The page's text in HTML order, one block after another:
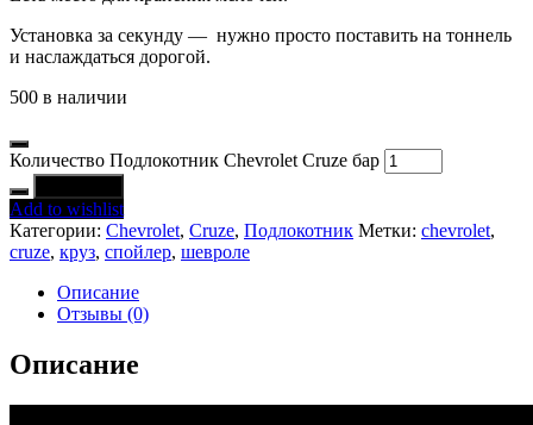
Установка за секунду — нужно просто поставить на тоннель
и наслаждаться дорогой.
500 в наличии
Количество Подлокотник Chevrolet Cruze бар
Add to wishlist
Категории: Chevrolet, Cruze, Подлокотник Метки: chevrolet,
cruze, круз, спойлер, шевроле
Описание
Отзывы (0)
Описание